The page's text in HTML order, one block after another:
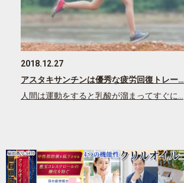
2018.12.27
アスタキサンチンは優秀な疲労回復トレー…
人間は運動をすると乳酸が溜まってすぐに…